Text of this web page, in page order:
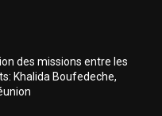
des missions entre les
Khalida Boufedeche,